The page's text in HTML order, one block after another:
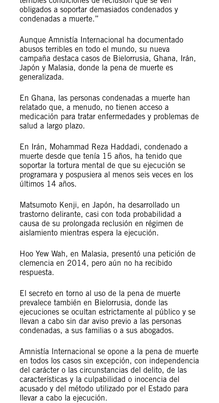
obligados a soportar demasiados condenados y
condenadas a muerte.”
Aunque Amnistía Internacional ha documentado
abusos terribles en todo el mundo, su nueva
campaña destaca casos de Bielorrusia, Ghana, Irán,
Japón y Malasia, donde la pena de muerte es
generalizada.
En Ghana, las personas condenadas a muerte han
relatado que, a menudo, no tienen acceso a
medicación para tratar enfermedades y problemas de
salud a largo plazo.
En Irán, Mohammad Reza Haddadi, condenado a
muerte desde que tenía 15 años, ha tenido que
soportar la tortura mental de que su ejecución se
programara y pospusiera al menos seis veces en los
últimos 14 años.
Matsumoto Kenji, en Japón, ha desarrollado un
trastorno delirante, casi con toda probabilidad a
causa de su prolongada reclusión en régimen de
aislamiento mientras espera la ejecución.
Hoo Yew Wah, en Malasia, presentó una petición de
clemencia en 2014, pero aún no ha recibido
respuesta.
El secreto en torno al uso de la pena de muerte
prevalece también en Bielorrusia, donde las
ejecuciones se ocultan estrictamente al público y se
llevan a cabo sin dar aviso previo a las personas
condenadas, a sus familias o a sus abogados.
Amnistía Internacional se opone a la pena de muerte
en todos los casos sin excepción, con independencia
del carácter o las circunstancias del delito, de las
características y la culpabilidad o inocencia del
acusado y del método utilizado por el Estado para
llevar a cabo la ejecución.